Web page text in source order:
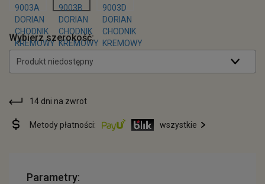
Wybierz szerokość:
Produkt niedostępny
14 dni na zwrot
Metody płatności: wszystkie
Parametry: